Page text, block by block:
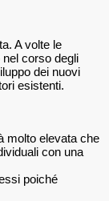
A volte le
corso degli
dei nuovi
esistenti.
molto elevata che
con una
poiché